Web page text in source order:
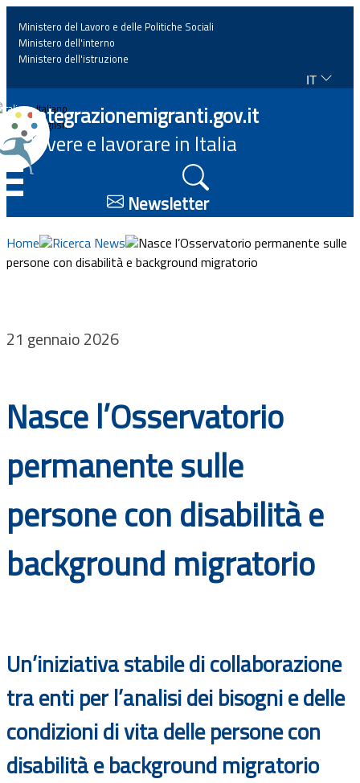
Home
News
Approfondimenti
Eventi
Progetti
Bandi
Guide
Ministero del Lavoro e delle Politiche Sociali
Ministero dell'interno
Ministero dell'istruzione
IT
Italiano
English
Integrazionemigranti.gov.it
Vivere e lavorare in Italia
Newsletter
Home Ricerca News
Nasce l’Osservatorio permanente sulle
persone con disabilità e background migratorio
21 gennaio 2026
Nasce l’Osservatorio
permanente sulle
persone con disabilità e
background migratorio
Un’iniziativa stabile di collaborazione
tra enti per l’analisi dei bisogni e delle
condizioni di vita delle persone con
disabilità e background migratorio